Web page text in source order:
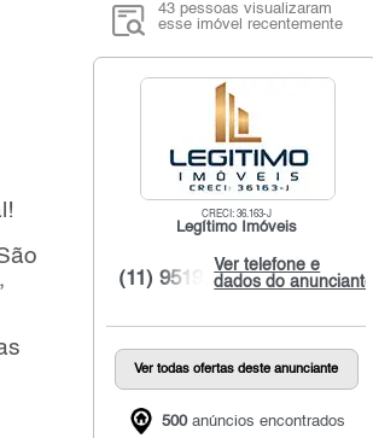
43 pessoas visualizaram
esse imóvel recentemente
CRECI: 36.163-J
Legítimo Imóveis
Ver telefone e
dados do anunciante
(11) 9519...
Ver todas ofertas deste anunciante
500anúncios encontrados